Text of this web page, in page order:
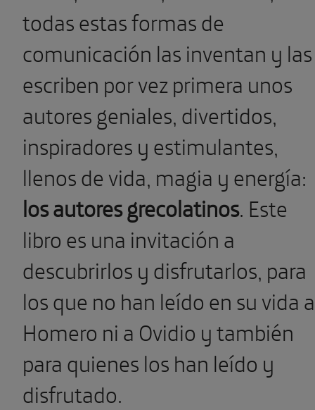
todas estas formas de
comunicación las inventan y las
escriben por vez primera unos
autores geniales, divertidos,
inspiradores y estimulantes,
llenos de vida, magia y energía:
los autores grecolatinos. Este
libro es una invitación a
descubrirlos y disfrutarlos, para
los que no han leído en su vida a
Homero ni a Ovidio y también
para quienes los han leído y
disfrutado.